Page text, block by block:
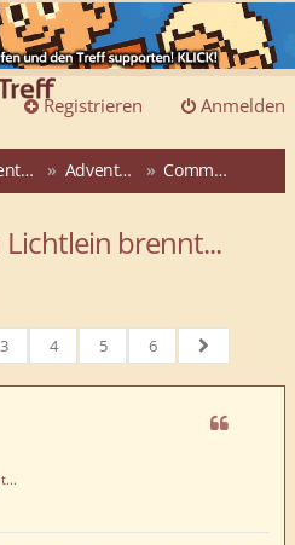
Anmelden
Registrieren
Adventure-Treff Adventure-Treff-Adventskalender Community-ATAK 2015
brennt...
3 4 5
6
Nächste